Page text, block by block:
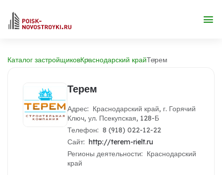
Каталог застройщиковКраснодарский крайТерем
Терем
Адрес: Краснодарский край, г. Горячий
Ключ, ул. Псекупская, 128-Б
Телефон: 8 (918) 022-12-22
Сайт: http://terem-rielt.ru
Регионы деятельности: Краснодарский
край